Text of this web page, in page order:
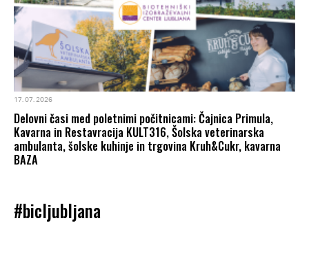
17. 07. 2026
Delovni časi med poletnimi počitnicami: Čajnica Primula,
Kavarna in Restavracija KULT316, Šolska veterinarska
ambulanta, šolske kuhinje in trgovina Kruh&Cukr, kavarna
BAZA
#bicljubljana